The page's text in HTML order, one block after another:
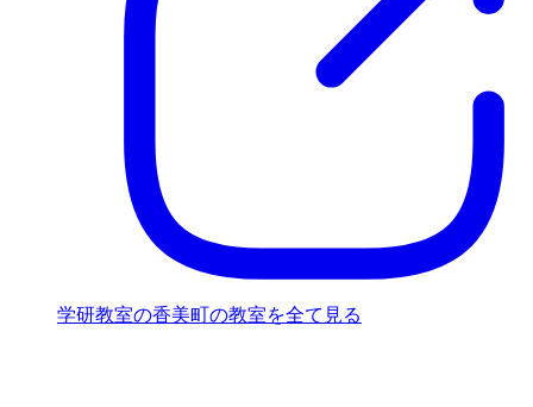
学研教室の香美町の教室を全て見る